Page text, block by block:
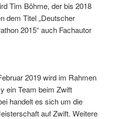
Tim Böhme, der bis 2018
dem Titel „Deutscher
2015“ auch Fachautor
2019 wird im Rahmen
ein Team beim Zwift
handelt es sich um die
auf Zwift. Weitere